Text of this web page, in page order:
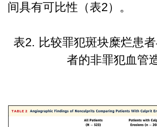
间具有可比性（表2）。
表2. 比较罪犯斑块糜烂患
者的非罪犯血管